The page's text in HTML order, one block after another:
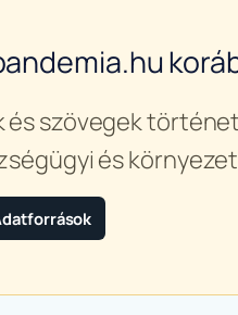
és szövegek
és